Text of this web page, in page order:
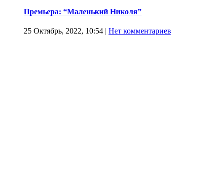
Премьера: “Маленький Николя”
25 Октябрь, 2022, 10:54 | Нет комментариев